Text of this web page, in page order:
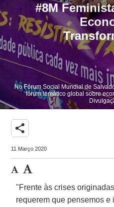
#8M
No Fórum Social Mundial de
fórum temático global sobre
share
11 Março 2020
"Frente às crises
requerem que pensemos